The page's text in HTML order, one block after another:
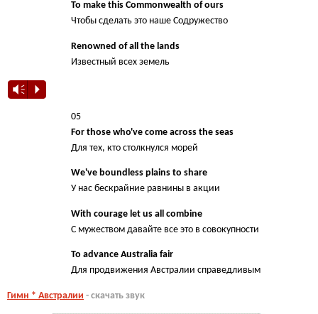
To make this Commonwealth of ours
Чтобы сделать это наше Содружество
Renowned of all the lands
Известный всех земель
Vm P
05
For those who've come across the seas
Для тех, кто столкнулся морей
We've boundless plains to share
У нас бескрайние равнины в акции
With courage let us all combine
С мужеством давайте все это в совокупности
To advance Australia fair
Для продвижения Австралии справедливым
Гимн * Австралии - скачать звук